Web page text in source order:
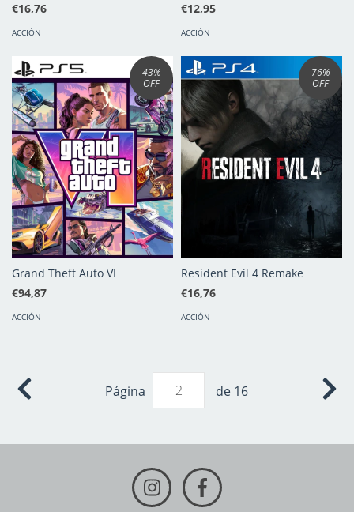
€16,76
ACCIÓN
€12,95
ACCIÓN
43%
OFF
Grand Theft Auto VI
€94,87
ACCIÓN
76%
OFF
Resident Evil 4 Remake
€16,76
ACCIÓN
Página de 16